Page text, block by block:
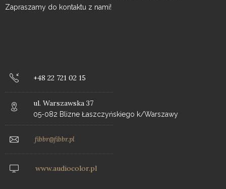
Zapraszamy do kontaktu z nami!
+48 22 721 02 15
ul. Warszawska 37
05-082 Blizne Łaszczyńskiego k/Warszawy
fibbr@fibbr.pl
www.audiocolor.pl